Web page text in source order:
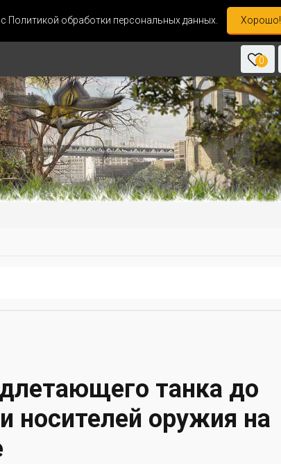
Политикой обработки персональных данных. Хорошо!
0
танка до
носителей оружия на